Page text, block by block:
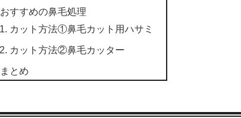
おすすめの鼻毛処理
カット方法①鼻毛カット用ハサミ
カット方法②鼻毛カッター
まとめ